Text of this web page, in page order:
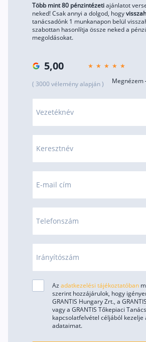
Blog
Rólunk
Kapcsolat
Karrier
Casco
Utasbiztosítás
Lakásbiztosítás:
Minősített
Több mint 80 pénzintézetiajánlatot
neked! Csak annyi a dolgod, hogy
tanácsadónk 1 munkanapon belül
szabottan hasonlítja össze neked a
megoldásokat.
5,00
( 3000 vélemény alapján ) Megnézem
Vezetéknév
Keresztnév
E-mail cím
Telefonszám
Irányítószám
Az adatkezelési tájékoztatóban
szerint hozzájárulok, hogy
GRANTIS Hungary Zrt., a
vagy a GRANTIS Tőkepiaci
kapcsolatfelvétel céljából kezelje
adataimat.